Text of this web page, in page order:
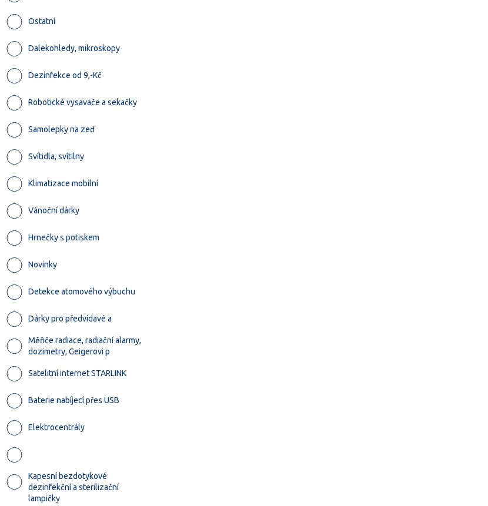
Ostatní
Dalekohledy, mikroskopy
Dezinfekce od 9,-Kč
Robotické vysavače a sekačky
Samolepky na zeď
Svítidla, svítilny
Klimatizace mobilní
Vánoční dárky
Hrnečky s potiskem
Novinky
Detekce atomového výbuchu
Dárky pro předvídavé a
Měřiče radiace, radiační alarmy,
dozimetry, Geigerovi p
Satelitní internet STARLINK
Baterie nabíjecí přes USB
Elektrocentrály
Kapesní bezdotykové
dezinfekční a sterilizační
lampičky